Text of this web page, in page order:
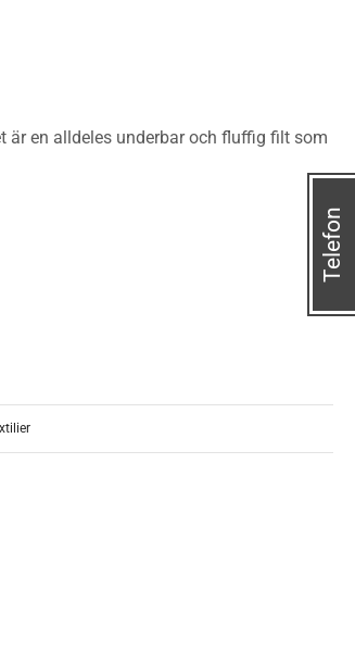
är en alldeles underbar och fluffig filt som
Telefon